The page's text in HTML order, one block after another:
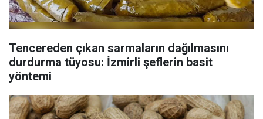
Tencereden çıkan sarmaların dağılmasını
durdurma tüyosu: İzmirli şeflerin basit
yöntemi